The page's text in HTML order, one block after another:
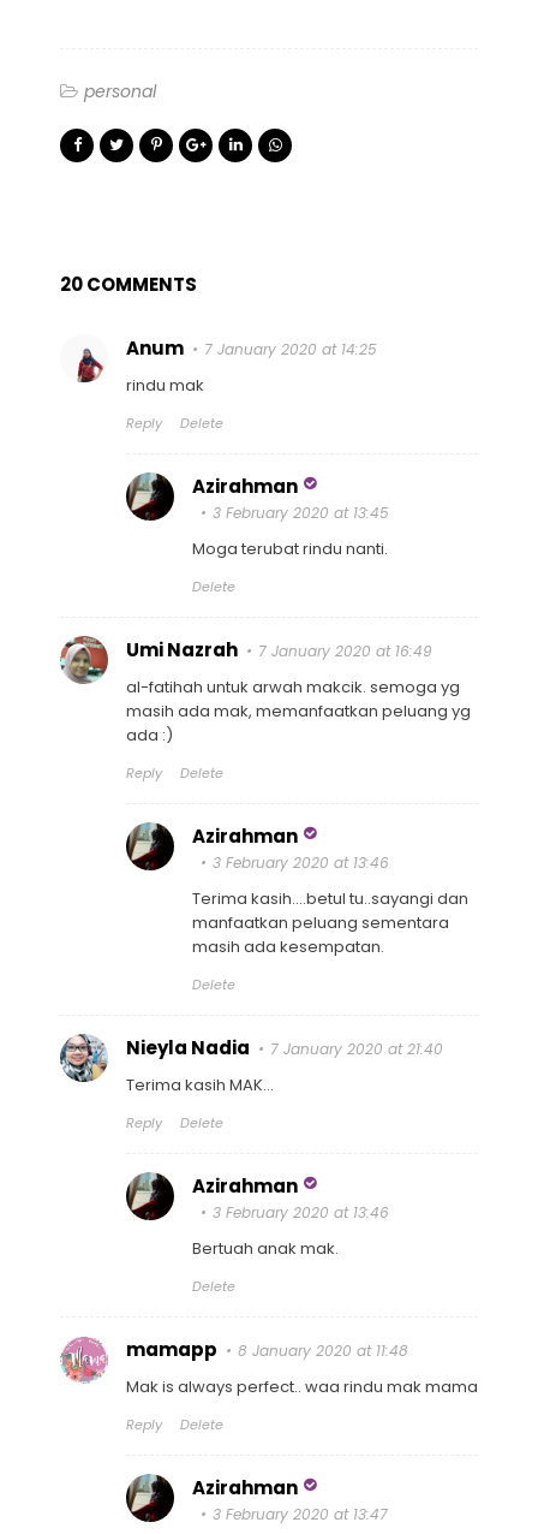
personal
20 COMMENTS
Anum 7 January 2020 at 14:25
rindu mak
Reply Delete
Azirahman
3 February 2020 at 13:45
Moga terubat rindu nanti.
Delete
Umi Nazrah 7 January 2020 at 16:49
al-fatihah untuk arwah makcik. semoga yg
masih ada mak, memanfaatkan peluang yg
ada :)
Reply Delete
Azirahman
3 February 2020 at 13:46
Terima kasih....betul tu..sayangi dan
manfaatkan peluang sementara
masih ada kesempatan.
Delete
Nieyla Nadia 7 January 2020 at 21:40
Terima kasih MAK...
Reply Delete
Azirahman
3 February 2020 at 13:46
Bertuah anak mak.
Delete
mamapp 8 January 2020 at 11:48
Mak is always perfect.. waa rindu mak mama
Reply Delete
Azirahman
3 February 2020 at 13:47